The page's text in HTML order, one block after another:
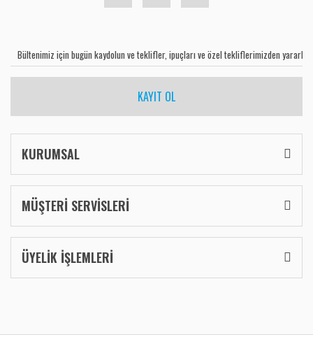
KAYIT OL
KURUMSAL
MÜŞTERİ SERVİSLERİ
ÜYELİK İŞLEMLERİ